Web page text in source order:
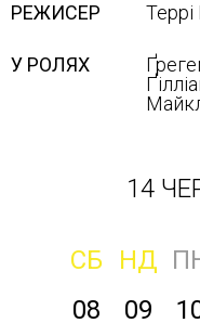
РЕЖИСЕР Террі
У РОЛЯХ
14
СБ НД
08
09